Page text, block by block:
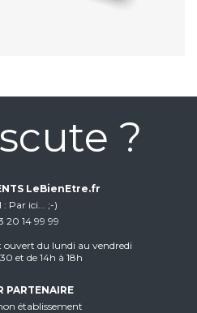
?
LeBienEtre.fr
Par ici... ;-)
20 14 99 99
ouvert du lundi au vendredi
et de 14h à 18h
PARTENAIRE
établissement